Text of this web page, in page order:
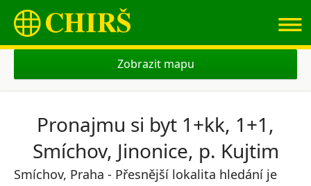
≡
Zobrazit mapu
Pronajmu si byt 1+kk, 1+1,
Smíchov, Jinonice, p. Kujtim
Smíchov, Praha - Přesnější lokalita hledání je